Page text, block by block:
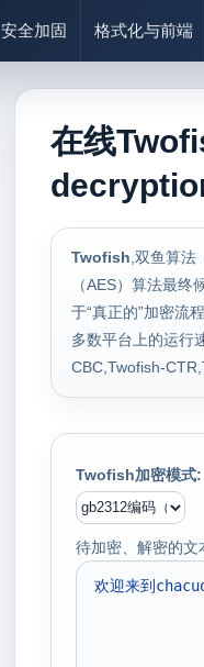
安全加固 格式化与前端
在线
Twofish ,双鱼算
（AES）算法最
于“真正的”加密流
多数平台上的运行
CBC,Twofish-
Twofish加密模式:
待加密、解密的文